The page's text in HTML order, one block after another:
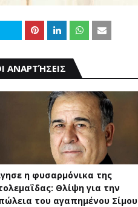
ΑΝΑΡΤΉΣΕΙΣ
η φυσαρμόνικα της
Θλίψη για την
του αγαπημένου Σίμου